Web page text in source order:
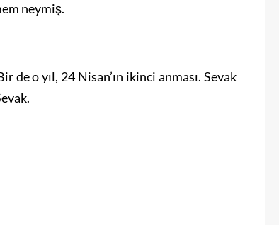
neymiş.
o yıl, 24 Nisan’ın ikinci anması. Sevak